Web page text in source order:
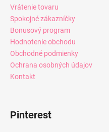
Vrátenie tovaru
Spokojné zákazníčky
Bonusový program
Hodnotenie obchodu
Obchodné podmienky
Ochrana osobných údajov
Kontakt
Pinterest